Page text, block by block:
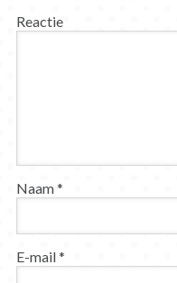
Reactie
Naam*
E-mail*